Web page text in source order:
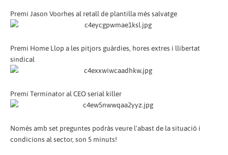
Premi Jason Voorhes al retall de plantilla més salvatge
Premi Home Llop a les pitjors guàrdies, hores extres i llibertat
sindical
Premi Terminator al CEO serial killer
Només amb set preguntes podràs veure l'abast de la situació i
condicions al sector, son 5 minuts!